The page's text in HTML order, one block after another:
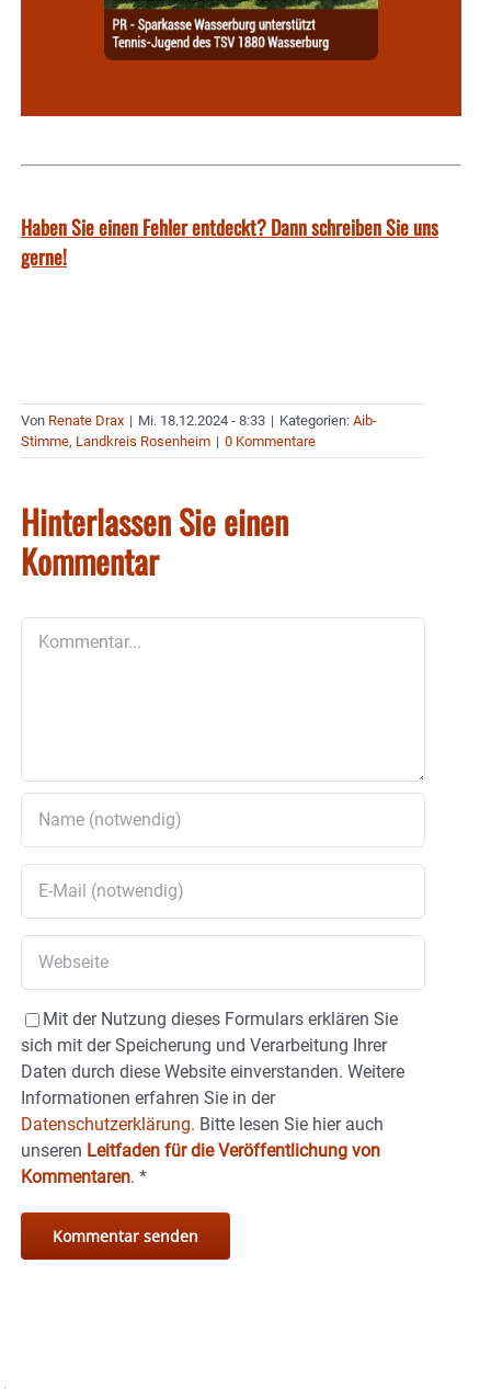
Haben Sie einen Fehler entdeckt? Dann schreiben Sie uns
gerne!
Von Renate Drax | Mi. 18.12.2024 - 8:33 | Kategorien: Aib-
Stimme, Landkreis Rosenheim | 0 Kommentare
Hinterlassen Sie einen
Kommentar
Mit der Nutzung dieses Formulars erklären Sie
sich mit der Speicherung und Verarbeitung Ihrer
Daten durch diese Website einverstanden. Weitere
Informationen erfahren Sie in der
Datenschutzerklärung. Bitte lesen Sie hier auch
unseren Leitfaden für die Veröffentlichung von
Kommentaren. *